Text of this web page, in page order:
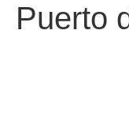
Puerto